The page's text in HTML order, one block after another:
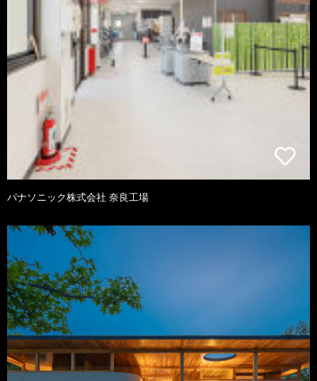
パナソニック株式会社 奈良工場